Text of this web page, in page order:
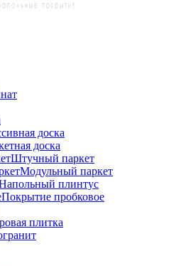
доска
доска
Штучный паркет
Модульный паркет
плинтус
Покрытие пробковое
плитка